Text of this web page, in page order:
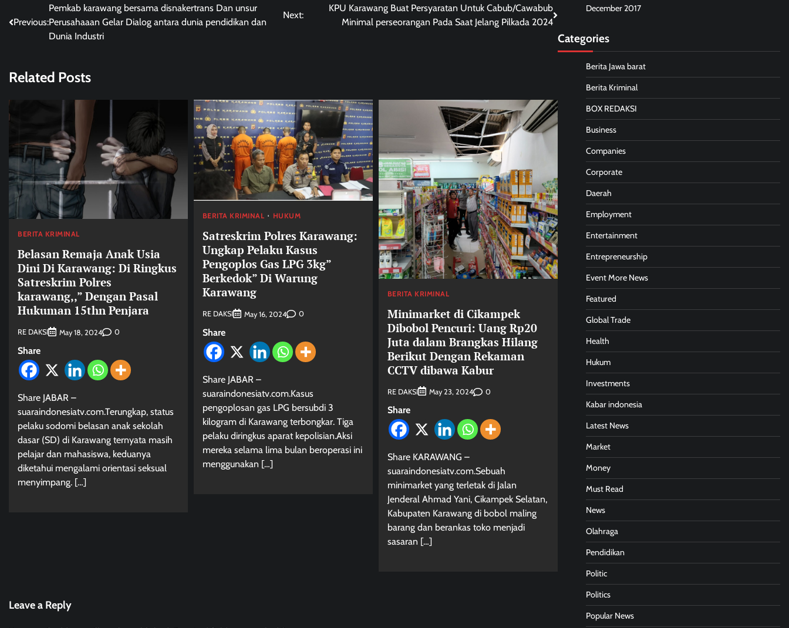
navigation
Previous:
Pemkab karawang bersama disnakertrans Dan unsur
Perusahaaan Gelar Dialog antara dunia pendidikan dan
Dunia Industri
Next:
KPU Karawang Buat Persyaratan Untuk Cabub/Cawabub
Minimal perseorangan Pada Saat Jelang Pilkada 2024
Related Posts
BERITA KRIMINAL
Belasan Remaja Anak Usia
Dini Di Karawang: Di Ringkus
Satreskrim Polres
karawang,,” Dengan Pasal
Hukuman 15thn Penjara
RE DAKSI May 18, 2024 0
Share
Share JABAR –
suaraindonesiatv.com.Terungkap, status
pelaku sodomi belasan anak sekolah
dasar (SD) di Karawang ternyata masih
pelajar dan mahasiswa, keduanya
diketahui mengalami orientasi seksual
menyimpang. […]
BERITA KRIMINAL HUKUM
Satreskrim Polres Karawang:
Ungkap Pelaku Kasus
Pengoplos Gas LPG 3kg”
Berkedok” Di Warung
Karawang
RE DAKSI May 16, 2024 0
Share
Share JABAR –
suaraindonesiatv.com.Kasus
pengoplosan gas LPG bersubdi 3
kilogram di Karawang terbongkar. Tiga
pelaku diringkus aparat kepolisian.Aksi
mereka selama lima bulan beroperasi ini
menggunakan […]
BERITA KRIMINAL
Minimarket di Cikampek
Dibobol Pencuri: Uang Rp20
Juta dalam Brangkas Hilang
Berikut Dengan Rekaman
CCTV dibawa Kabur
RE DAKSI May 23, 2024 0
Share
Share KARAWANG –
suaraindonesiatv.com.Sebuah
minimarket yang terletak di Jalan
Jenderal Ahmad Yani, Cikampek Selatan,
Kabupaten Karawang di bobol maling
barang dan berankas toko menjadi
sasaran […]
Leave a Reply
December 2017
Categories
Berita Jawa barat
Berita Kriminal
BOX REDAKSI
Business
Companies
Corporate
Daerah
Employment
Entertainment
Entrepreneurship
Event More News
Featured
Global Trade
Health
Hukum
Investments
Kabar indonesia
Latest News
Market
Money
Must Read
News
Olahraga
Pendidikan
Politic
Politics
Popular News